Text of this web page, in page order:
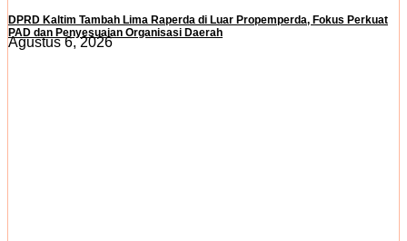
DPRD Kaltim Tambah Lima Raperda di Luar Propemperda, Fokus Perkuat
PAD dan Penyesuaian Organisasi Daerah
Agustus 6, 2026